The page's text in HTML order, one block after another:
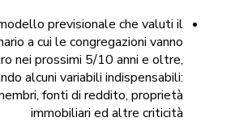
previsionale che valuti il
a cui le congregazioni vanno
nei prossimi 5/10 anni e oltre,
alcuni variabili indispensabili:
fonti di reddito, proprietà
immobiliari ed altre criticità